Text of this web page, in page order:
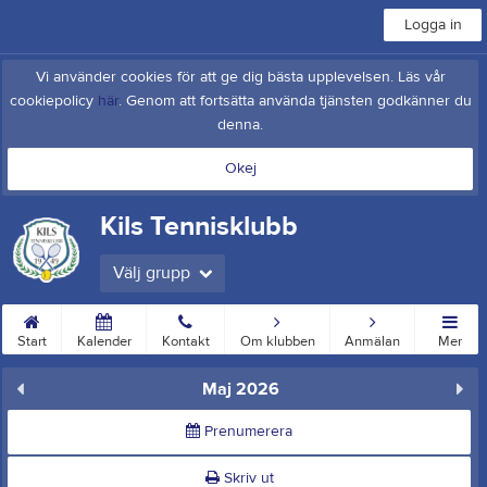
Logga in
Vi använder cookies för att ge dig bästa upplevelsen. Läs vår
cookiepolicy här. Genom att fortsätta använda tjänsten godkänner du
denna.
Okej
Kils Tennisklubb
Välj grupp
Start Kalender Kontakt Om klubben Anmälan Mer
Maj 2026
Prenumerera
Skriv ut